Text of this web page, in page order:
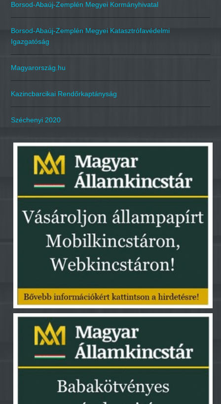
Borsod-Abaúj-Zemplén Megyei Kormányhivatal
Borsod-Abaúj-Zemplén Megyei Katasztrófavédelmi
Igazgatóság
Magyarország.hu
Kazincbarcikai Rendőrkaptányság
Széchenyi 2020